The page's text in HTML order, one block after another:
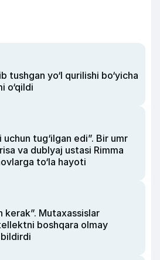
tushgan yo‘l qurilishi bo‘yicha
o‘qildi
tug‘ilgan edi”. Bir umr
va dublyaj ustasi Rimma
to‘la hayoti
kerak”. Mutaxassislar
boshqara olmay